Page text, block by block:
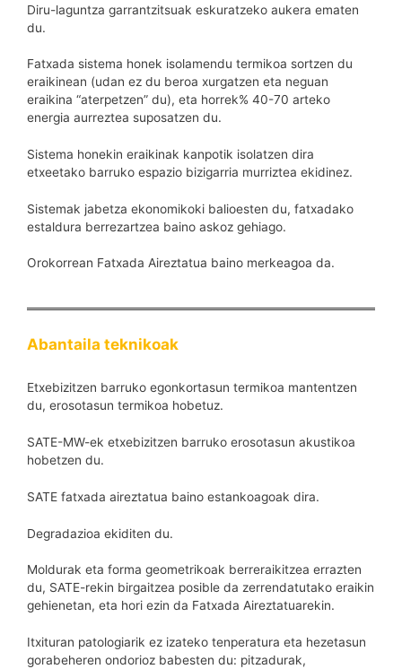
Diru-laguntza garrantzitsuak eskuratzeko aukera ematen
du.
Fatxada sistema honek isolamendu termikoa sortzen du
eraikinean (udan ez du beroa xurgatzen eta neguan
eraikina “aterpetzen” du), eta horrek% 40-70 arteko
energia aurreztea suposatzen du.
Sistema honekin eraikinak kanpotik isolatzen dira
etxeetako barruko espazio bizigarria murriztea ekidinez.
Sistemak jabetza ekonomikoki balioesten du, fatxadako
estaldura berrezartzea baino askoz gehiago.
Orokorrean Fatxada Aireztatua baino merkeagoa da.
Abantaila teknikoak
Etxebizitzen barruko egonkortasun termikoa mantentzen
du, erosotasun termikoa hobetuz.
SATE-MW-ek etxebizitzen barruko erosotasun akustikoa
hobetzen du.
SATE fatxada aireztatua baino estankoagoak dira.
Degradazioa ekiditen du.
Moldurak eta forma geometrikoak berreraikitzea errazten
du, SATE-rekin birgaitzea posible da zerrendatutako eraikin
gehienetan, eta hori ezin da Fatxada Aireztatuarekin.
Itxituran patologiarik ez izateko tenperatura eta hezetasun
gorabeheren ondorioz babesten du: pitzadurak,